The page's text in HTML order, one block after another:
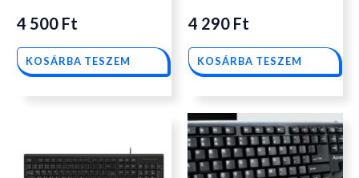
4 500 Ft
KOSÁRBA TESZEM
4 290 Ft
KOSÁRBA TESZEM